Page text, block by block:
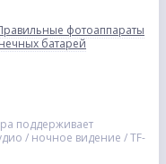
фотоаппараты
батарей
поддерживает
/ ночное видение / TF-